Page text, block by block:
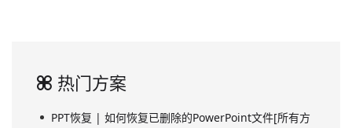
热门方案
PPT恢复 | 如何恢复已删除的PowerPoint文件[所有方